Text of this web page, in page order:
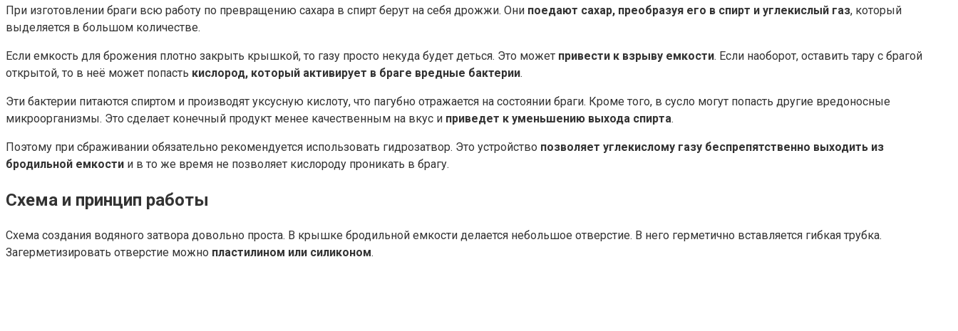
При изготовлении браги всю работу по превращению сахара в спирт берут на себя дрожжи. Они поедают сахар, преобразуя его в спирт и углекислый газ, который
выделяется в большом количестве.
Если емкость для брожения плотно закрыть крышкой, то газу просто некуда будет деться. Это может привести к взрыву емкости. Если наоборот, оставить тару с брагой
открытой, то в неё может попасть кислород, который активирует в браге вредные бактерии.
Эти бактерии питаются спиртом и производят уксусную кислоту, что пагубно отражается на состоянии браги. Кроме того, в сусло могут попасть другие вредоносные
микроорганизмы. Это сделает конечный продукт менее качественным на вкус и приведет к уменьшению выхода спирта.
Поэтому при сбраживании обязательно рекомендуется использовать гидрозатвор. Это устройство позволяет углекислому газу беспрепятственно выходить из
бродильной емкости и в то же время не позволяет кислороду проникать в брагу.
Схема и принцип работы
Схема создания водяного затвора довольно проста. В крышке бродильной емкости делается небольшое отверстие. В него герметично вставляется гибкая трубка.
Загерметизировать отверстие можно пластилином или силиконом.